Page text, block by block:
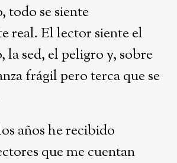
todo se siente
real. El lector siente el
la sed, el peligro y, sobre
frágil pero terca que se
años he recibido
que me cuentan